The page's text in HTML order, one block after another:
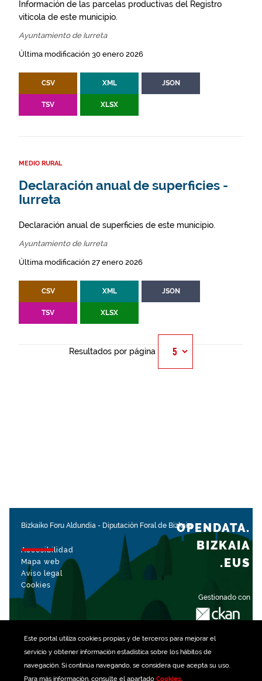
Este portal utiliza cookiespropias y de terceros para mejorar el
servicio y obtener información estadística sobre los hábitos de
navegación. Si continúa navegando, se considera que acepta su uso.
Para más información, consulte el apartado Cookies.
Información de las parcelas productivas del Registro
vitícola de este municipio.
Ayuntamiento de Iurreta
Última modificación 30 enero 2026
CSV XML JSON
TSV XLSX
MEDIO RURAL
Declaración anual de superficies -
Iurreta
Declaración anual de superficies de este municipio.
Ayuntamiento de Iurreta
Última modificación 27 enero 2026
CSV XML JSON
TSV XLSX
Resultados por página
Bizkaiko Foru Aldundia - Diputación Foral de Bizkaia
Accesibilidad
Mapa web
Aviso legal
Cookies
Gestionado con
OPENDATA.
BIZKAIA
.EUS